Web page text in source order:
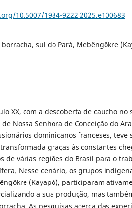
10.5007/1984-9222.2025.e100683
borracha, sul do Pará, Mebêngôkre
XX, com a descoberta de caucho no
Nossa Senhora de Conceição do
dominicanos franceses, teve
graças às constantes
de várias regiões do Brasil para o
Nesse cenário, os grupos
(Kayapó), participaram
a sua produção, mas
As pesquisas acerca das